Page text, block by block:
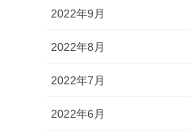
2022年9月
2022年8月
2022年7月
2022年6月